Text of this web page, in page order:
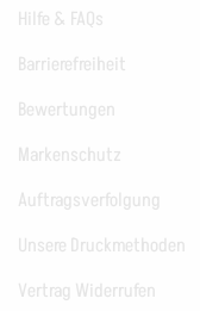
Hilfe & FAQs
Barrierefreiheit
Bewertungen
Markenschutz
Auftragsverfolgung
Unsere Druckmethoden
Vertrag Widerrufen